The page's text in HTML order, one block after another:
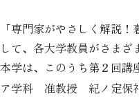
「専門家がやさしく解説
して、各大学教員がさまざ
本学は、このうち第２回講
ア学科 准教授 紀ノ定保